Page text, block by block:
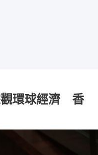
觀環球經濟 香